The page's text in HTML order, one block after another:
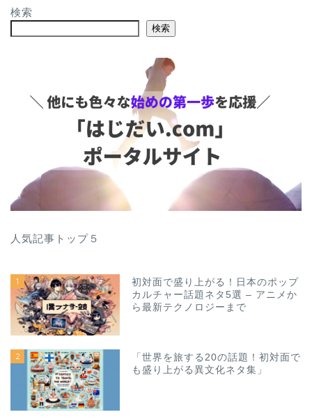
検索
検索
人気記事トップ５
1
初対面で盛り上がる！日本のポップ
カルチャー話題ネタ5選 – アニメか
ら最新テクノロジーまで
2
「世界を旅する20の話題！初対面で
も盛り上がる異文化ネタ集」